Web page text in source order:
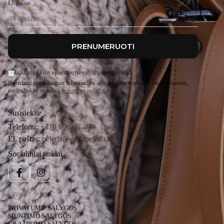
El. paštas
PRENUMERUOTI
Informuokite apie naujienas ir pasiūlymus
Norėdami gauti daugiau informacijos apie tai, kaip tvarkome Jūsų duomenis,
susipažinkite su mūsųprivatumo politika.
Susisiekite
Telefonu:+370 696 46 400
El. paštas:peleda@gedapeleda.lt
Socialiniai tinklai
FacebookInstagram
PRIVATUMO SĄLYGOS
SIUNTIMO SĄLYGOS